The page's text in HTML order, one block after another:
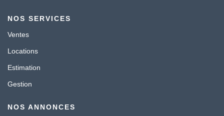
NOS SERVICES
Ventes
Locations
Estimation
Gestion
NOS ANNONCES